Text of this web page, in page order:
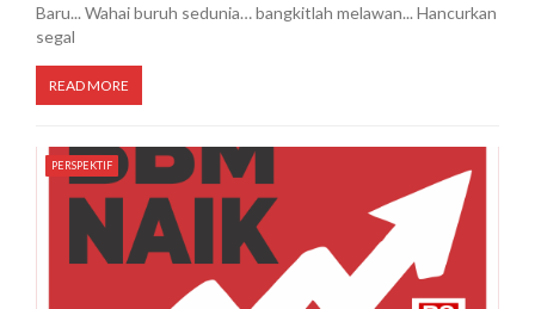
Baru... Wahai buruh sedunia… bangkitlah melawan... Hancurkan
segal
READ MORE
PERSPEKTIF